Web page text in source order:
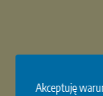
Akceptuję